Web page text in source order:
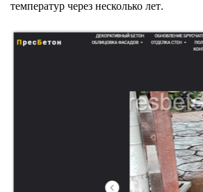
температур через несколько лет.